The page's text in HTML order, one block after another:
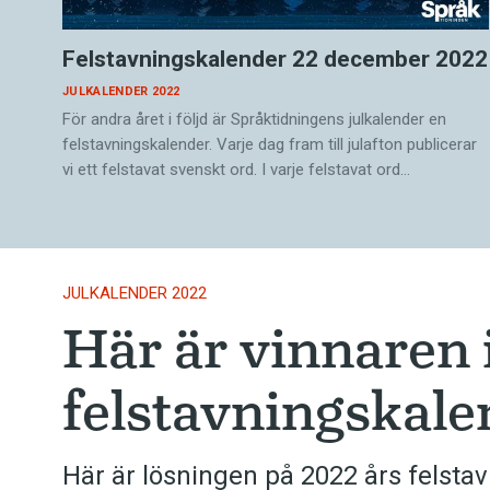
Felstavningskalender 22 december 2022
JULKALENDER 2022
För andra året i följd är Språktidningens julkalender en
felstavningskalender. Varje dag fram till julafton publicerar
vi ett felstavat svenskt ord. I varje felstavat ord…
JULKALENDER 2022
Här är vinnaren
Här är lösningen på 2022 års